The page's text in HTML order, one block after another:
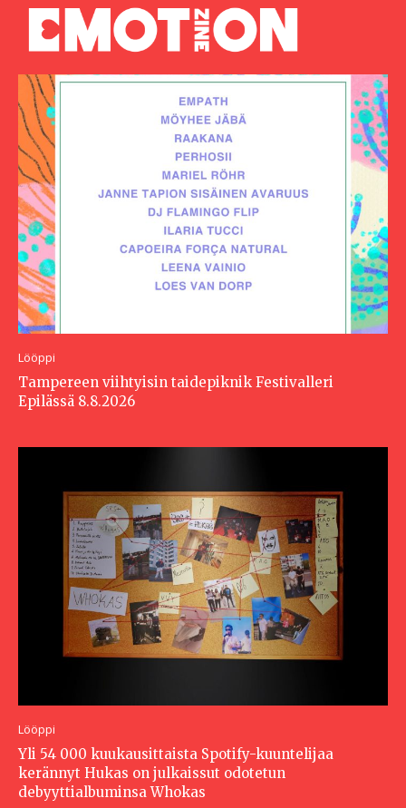
Lööppi
Tampereen viihtyisin taidepiknik Festivalleri
Epilässä 8.8.2026
Lööppi
Yli 54 000 kuukausittaista Spotify-kuuntelijaa
kerännyt Hukas on julkaissut odotetun
debyyttialbuminsa Whokas